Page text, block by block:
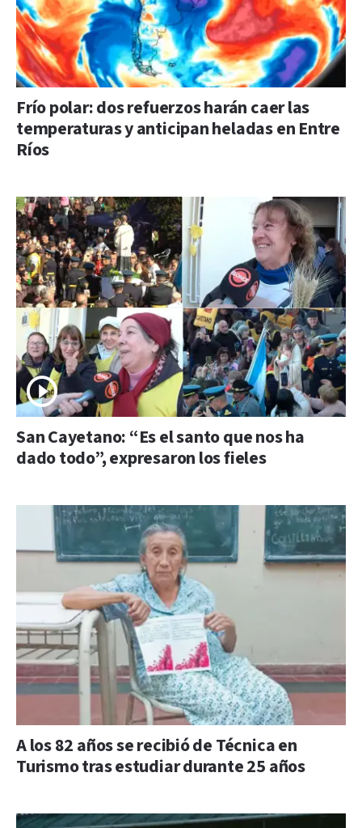
Frío polar: dos refuerzos harán caer las
temperaturas y anticipan heladas en Entre
Ríos
San Cayetano: “Es el santo que nos ha
dado todo”, expresaron los fieles
A los 82 años se recibió de Técnica en
Turismo tras estudiar durante 25 años